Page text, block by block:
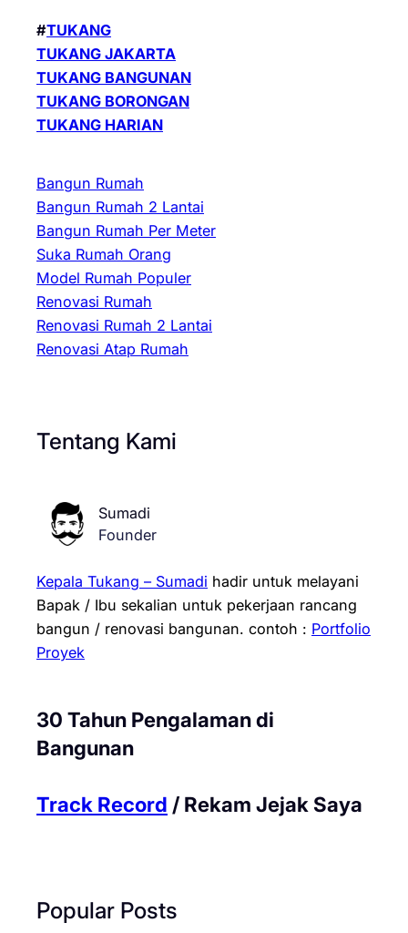
#TUKANG
TUKANG JAKARTA
TUKANG BANGUNAN
TUKANG BORONGAN
TUKANG HARIAN
Bangun Rumah
Bangun Rumah 2 Lantai
Bangun Rumah Per Meter
Suka Rumah Orang
Model Rumah Populer
Renovasi Rumah
Renovasi Rumah 2 Lantai
Renovasi Atap Rumah
Tentang Kami
Sumadi
Founder
Kepala Tukang – Sumadi hadir untuk melayani
Bapak / Ibu sekalian untuk pekerjaan rancang
bangun / renovasi bangunan. contoh : Portfolio
Proyek
30 Tahun Pengalaman di
Bangunan
Track Record / Rekam Jejak Saya
Popular Posts